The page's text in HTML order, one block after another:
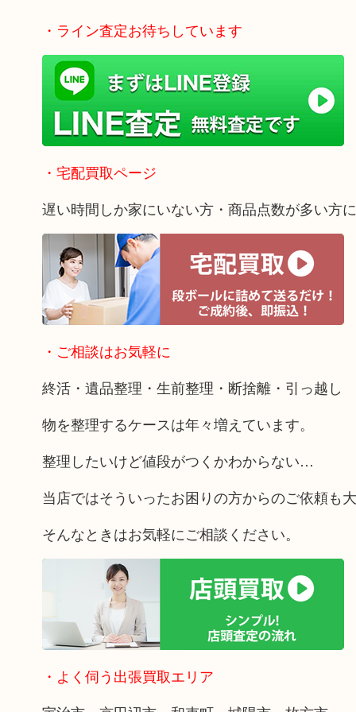
・ライン査定お待ちしています
・宅配買取ページ
遅い時間しか家にいない方・商品点数が多い方
・ご相談はお気軽に
終活・遺品整理・生前整理・断捨離・引っ越し
物を整理するケースは年々増えています。
整理したいけど値段がつくかわからない…
当店ではそういったお困りの方からのご依頼も大
そんなときはお気軽にご相談ください。
・よく伺う出張買取エリア